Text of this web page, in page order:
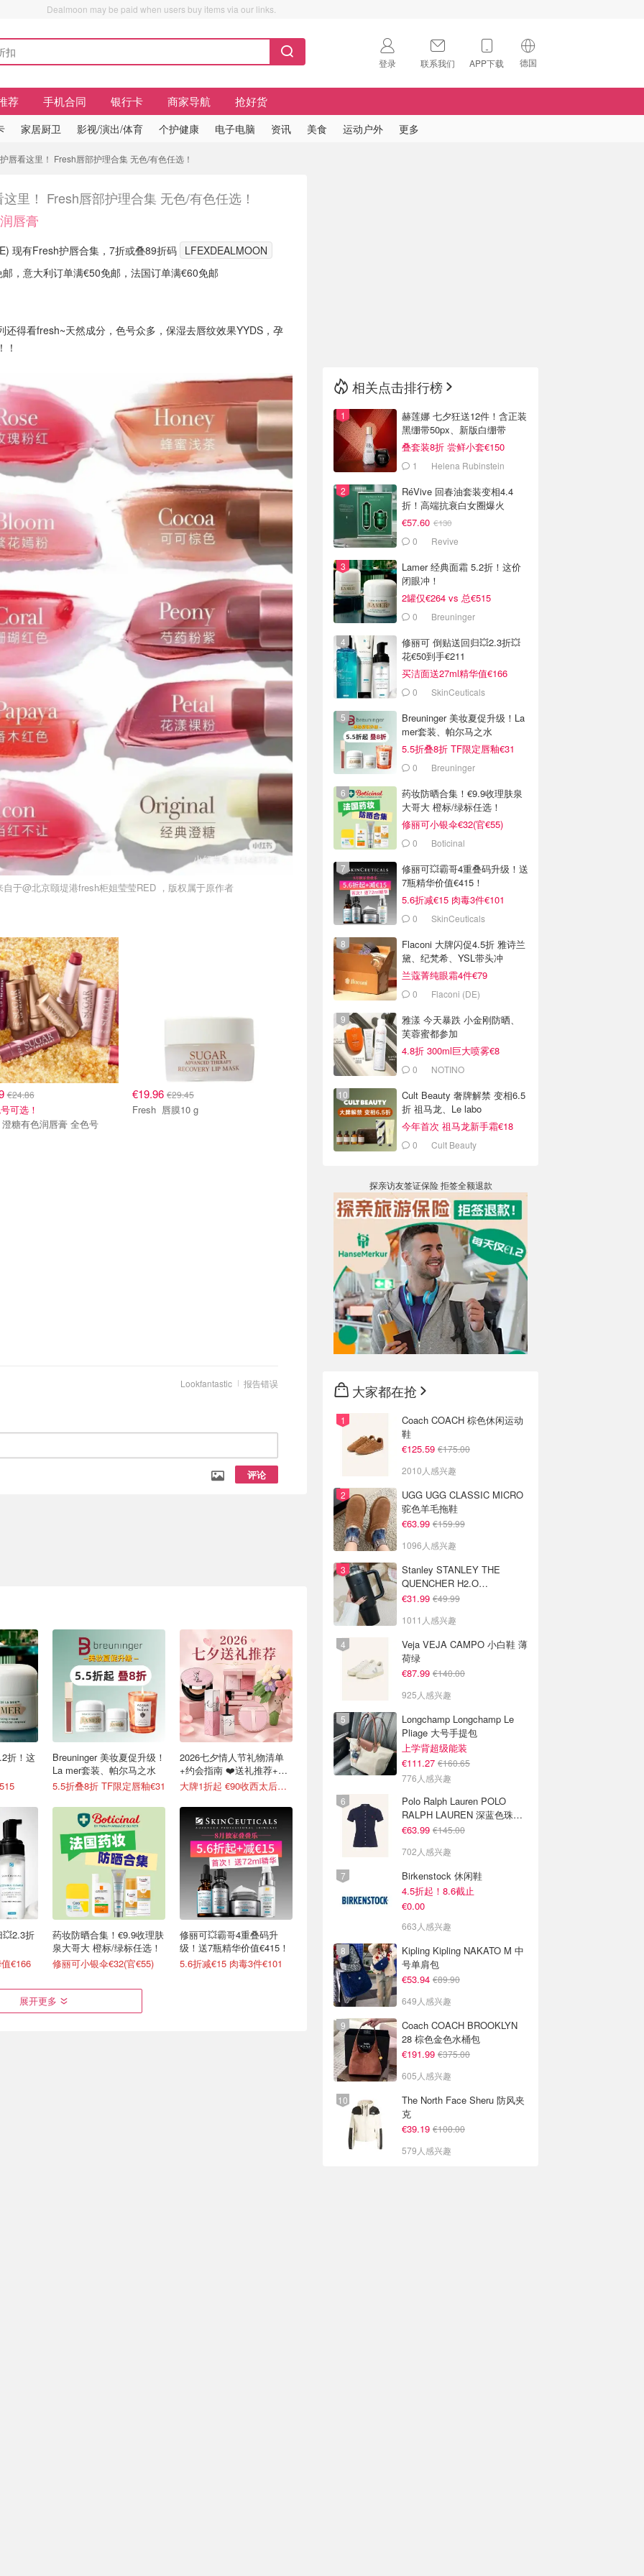
Dealmoon may be paid when users buy items via our links.
登录 联系我们 APP下载 德国
🇺🇸
荐 手机合同 银行卡 商家导航 抢好货
家居厨卫 影视/演出/体育 个护健康 电子电脑 资讯 美食 运动户外 更多
唇看这里！ Fresh唇部护理合集 无色/有色任选！
里！ Fresh唇部护理合集 无色/有色任选！
唇膏
现有Fresh护唇合集，7折或叠89折码 LFEXDEALMOON
，意大利订单满€50免邮，法国订单满€60免邮
还得看fresh~天然成分，色号众多，保湿去唇纹效果YYDS，孕
！
自于@北京颐堤港fresh柜姐莹莹RED ，版权属于原作者
€24.86
可选！
Fresh 澄糖有色润唇膏 全色号
€19.96 €29.45
Fresh 唇膜10 g
报告错误
Lookfantastic
评论
折！这
折
€166
Breuninger 美妆夏促升级！
La mer套装、帕尔马之水
5.5折叠8折 TF限定唇釉€31
药妆防晒合集！€9.9收理肤
泉大哥大 橙标/绿标任选！
修丽可小银伞€32(官€55)
2026七夕情人节礼物清单
+约会指南 ❤️送礼推荐+折
扣汇总
大牌1折起 €90收西太后土星耳钉
修丽可💥霸哥4重叠码升
级！送7瓶精华价值€415！
5.6折减€15 肉毒3件€101
展开更多
相关点击排行榜
赫莲娜 七夕狂送12件！含正装
黑绷带50px、新版白绷带
叠套装8折 尝鲜小套€150
1 Helena Rubinstein
RéVive 回春油套装变相4.4
折！高端抗衰白女圈爆火
€57.60 €130
0 Revive
Lamer 经典面霜 5.2折！这价
闭眼冲！
2罐仅€264 vs 总€515
0 Breuninger
修丽可 倒贴送回归💥2.3折💥
花€50到手€211
买洁面送27ml精华值€166
0 SkinCeuticals
Breuninger 美妆夏促升级！La
mer套装、帕尔马之水
5.5折叠8折 TF限定唇釉€31
0 Breuninger
药妆防晒合集！€9.9收理肤泉
大哥大 橙标/绿标任选！
修丽可小银伞€32(官€55)
0 Boticinal
修丽可💥霸哥4重叠码升级！送
7瓶精华价值€415！
5.6折减€15 肉毒3件€101
0 SkinCeuticals
Flaconi 大牌闪促4.5折 雅诗兰
黛、纪梵希、YSL带头冲
兰蔻菁纯眼霜4件€79
0 Flaconi (DE)
雅漾 今天暴跌 小金刚防晒、
芙蓉蜜都参加
4.8折 300ml巨大喷雾€8
0 NOTINO
Cult Beauty 奢牌解禁 变相6.5
折 祖马龙、Le labo
今年首次 祖马龙新手霜€18
0 Cult Beauty
探亲访友签证保险 拒签全额退款
大家都在抢
Coach COACH 棕色休闲运动
鞋
€125.59 €175.00
2010人感兴趣
UGG UGG CLASSIC MICRO
驼色羊毛拖鞋
€63.99 €159.99
1096人感兴趣
Stanley STANLEY THE
QUENCHER H2.O
FLOWSTATE 保温杯 1.18L 黑
€31.99 €49.99
1011人感兴趣
Veja VEJA CAMPO 小白鞋 薄
荷绿
€87.99 €140.00
925人感兴趣
Longchamp Longchamp Le
Pliage 大号手提包
上学背超级能装
€111.27 €160.65
776人感兴趣
Polo Ralph Lauren POLO
RALPH LAUREN 深蓝色珠地
布 Polo衫
€63.99 €145.00
702人感兴趣
Birkenstock 休闲鞋
4.5折起！8.6截止
€0.00
663人感兴趣
Kipling Kipling NAKATO M 中
号单肩包
€53.94 €89.90
649人感兴趣
Coach COACH BROOKLYN
28 棕色金色水桶包
€191.99 €375.00
605人感兴趣
The North Face Sheru 防风夹
克
€39.19 €100.00
579人感兴趣